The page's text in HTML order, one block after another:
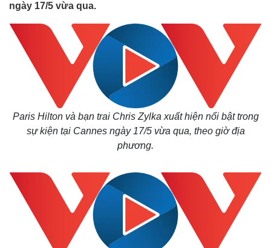
ngày 17/5 vừa qua.
Paris Hilton và bạn trai Chris Zylka xuất hiện nổi bật trong
sự kiện tại Cannes ngày 17/5 vừa qua, theo giờ địa
phương.